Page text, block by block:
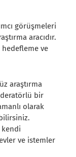
görüşmeleri
aracıdır.
hedefleme ve
araştırma
bir
olarak
kendi
ve istemler